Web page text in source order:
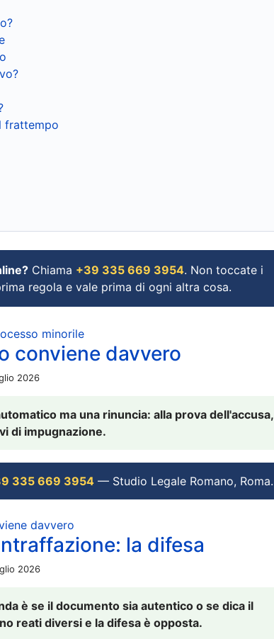
frattempo
Chiama +39 335 669 3954. Non toccate i
regola e vale prima di ogni altra cosa.
minorile
conviene davvero
2026
ma una rinuncia: alla prova dell'accusa,
di impugnazione.
335 669 3954 — Studio Legale Romano, Roma.
davvero
la difesa
2026
è se il documento sia autentico o se dica il
reati diversi e la difesa è opposta.